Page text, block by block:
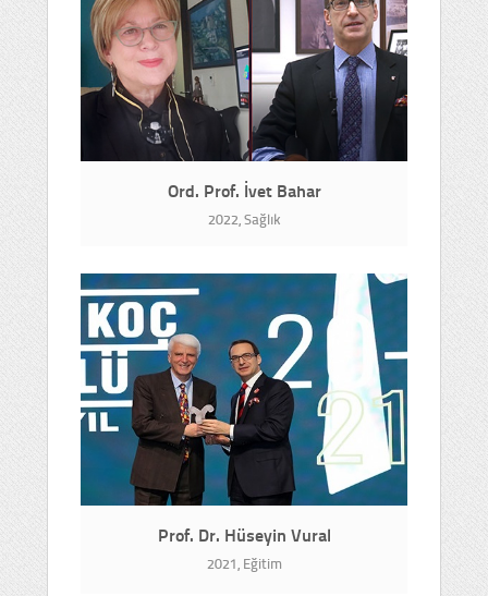
Ord. Prof. İvet Bahar
2022, Sağlık
Prof. Dr. Hüseyin Vural
2021, Eğitim